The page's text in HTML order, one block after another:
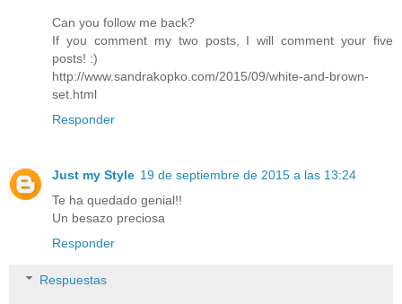
Can you follow me back?
If you comment my two posts, I will comment your five
posts! :)
http://www.sandrakopko.com/2015/09/white-and-brown-
set.html
Responder
Just my Style 19 de septiembre de 2015 a las 13:24
Te ha quedado genial!!
Un besazo preciosa
Responder
Respuestas